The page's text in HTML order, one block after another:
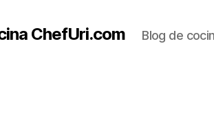
ChefUri.com Blog de